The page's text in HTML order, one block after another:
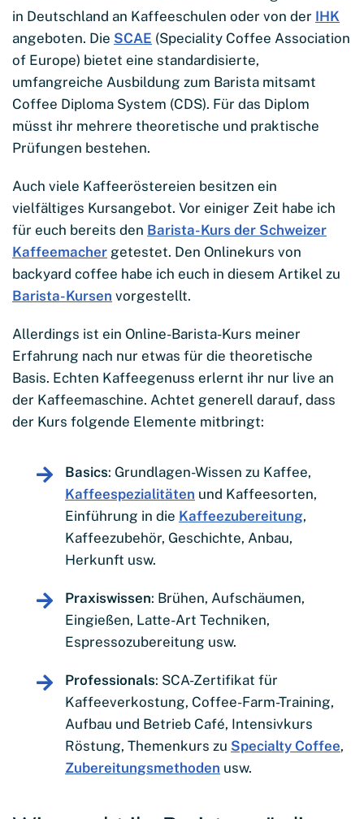
in Deutschland an Kaffeeschulen oder von der IHK
angeboten. Die SCAE (Speciality Coffee Association
of Europe) bietet eine standardisierte,
umfangreiche Ausbildung zum Barista mitsamt
Coffee Diploma System (CDS). Für das Diplom
müsst ihr mehrere theoretische und praktische
Prüfungen bestehen.
Auch viele Kaffeeröstereien besitzen ein
vielfältiges Kursangebot. Vor einiger Zeit habe ich
für euch bereits den Barista-Kurs der Schweizer
Kaffeemacher getestet. Den Onlinekurs von
backyard coffee habe ich euch in diesem Artikel zu
Barista-Kursen vorgestellt.
Allerdings ist ein Online-Barista-Kurs meiner
Erfahrung nach nur etwas für die theoretische
Basis. Echten Kaffeegenuss erlernt ihr nur live an
der Kaffeemaschine. Achtet generell darauf, dass
der Kurs folgende Elemente mitbringt:
Basics: Grundlagen-Wissen zu Kaffee,
Kaffeespezialitäten und Kaffeesorten,
Einführung in die Kaffeezubereitung,
Kaffeezubehör, Geschichte, Anbau,
Herkunft usw.
Praxiswissen: Brühen, Aufschäumen,
Eingießen, Latte-Art Techniken,
Espressozubereitung usw.
Professionals: SCA-Zertifikat für
Kaffeeverkostung, Coffee-Farm-Training,
Aufbau und Betrieb Café, Intensivkurs
Röstung, Themenkurs zu Specialty Coffee,
Zubereitungsmethoden usw.